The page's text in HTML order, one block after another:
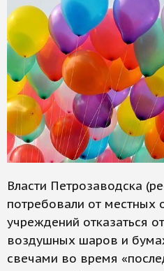
Власти Петрозаводска
потребовали от местных
учреждений отказаться
воздушных шаров и
свечами во время